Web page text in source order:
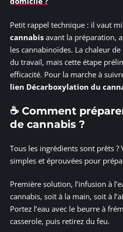
Petit rappel technique : il vaut
cannabis avant la préparation,
les cannabinoïdes. La chaleur
du travail, mais cette étape
efficacité. Pour la marche à
lien Décarboxylation du
☕ Comment
de cannabis ?
Tous les ingrédients sont prêts
simples et éprouvées pour
Première solution, l’infusion à
cannabis, soit à la main, soit à
Portez l’eau avec le beurre à
casserole, puis retirez du feu.